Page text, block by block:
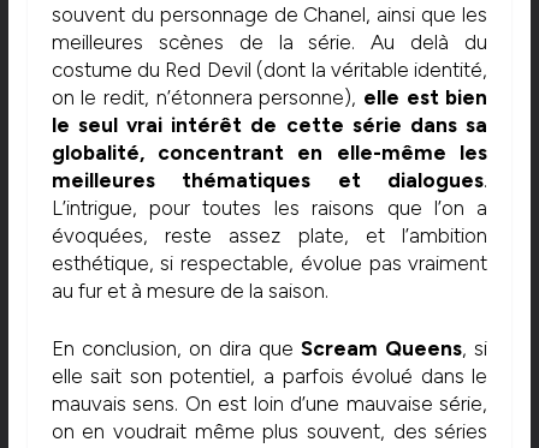
souvent du personnage de Chanel, ainsi que les
meilleures scènes de la série. Au delà du
costume du Red Devil (dont la véritable identité,
on le redit, n’étonnera personne), elle est bien
le seul vrai intérêt de cette série dans sa
globalité, concentrant en elle-même les
meilleures thématiques et dialogues.
L’intrigue, pour toutes les raisons que l’on a
évoquées, reste assez plate, et l’ambition
esthétique, si respectable, évolue pas vraiment
au fur et à mesure de la saison.
En conclusion, on dira que Scream Queens, si
elle sait son potentiel, a parfois évolué dans le
mauvais sens. On est loin d’une mauvaise série,
on en voudrait même plus souvent, des séries